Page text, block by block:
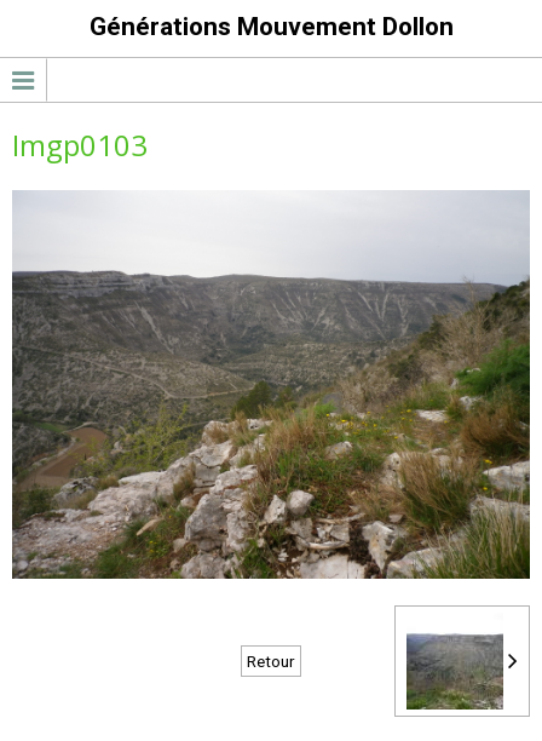
Générations Mouvement Dollon
Imgp0103
Retour